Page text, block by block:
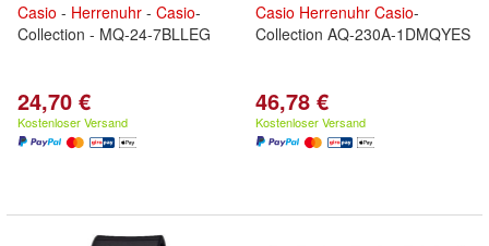
Casio - Herrenuhr - Casio-
Collection - MQ-24-7BLLEG
24,70 €
Kostenloser Versand
Casio Herrenuhr Casio-
Collection AQ-230A-1DMQYES
46,78 €
Kostenloser Versand